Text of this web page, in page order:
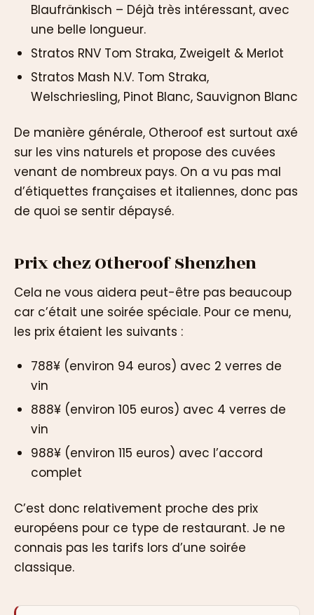
Blaufränkisch – Déjà très intéressant, avec
une belle longueur.
Stratos RNV Tom Straka, Zweigelt & Merlot
Stratos Mash N.V. Tom Straka,
Welschriesling, Pinot Blanc, Sauvignon Blanc
De manière générale, Otheroof est surtout axé
sur les vins naturels et propose des cuvées
venant de nombreux pays. On a vu pas mal
d’étiquettes françaises et italiennes, donc pas
de quoi se sentir dépaysé.
Prix chez Otheroof Shenzhen
Cela ne vous aidera peut-être pas beaucoup
car c’était une soirée spéciale. Pour ce menu,
les prix étaient les suivants :
788¥ (environ 94 euros) avec 2 verres de
vin
888¥ (environ 105 euros) avec 4 verres de
vin
988¥ (environ 115 euros) avec l’accord
complet
C’est donc relativement proche des prix
européens pour ce type de restaurant. Je ne
connais pas les tarifs lors d’une soirée
classique.